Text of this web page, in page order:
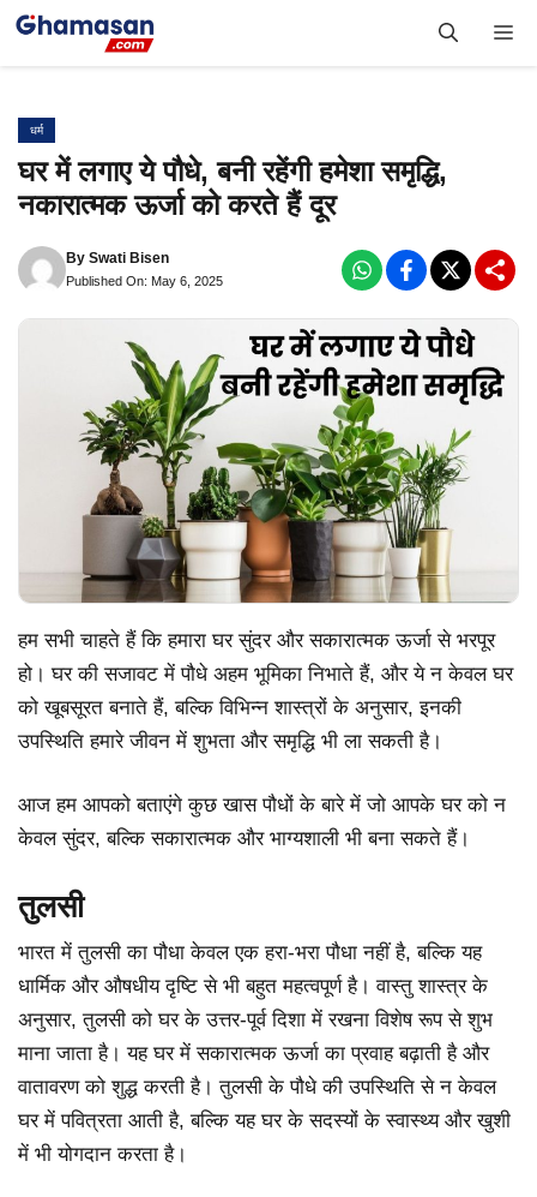
Skip
धर्म
घर में लगाए ये पौधे, बनी रहेंगी हमेशा समृद्धि,
नकारात्मक ऊर्जा को करते हैं दूर
By Swati Bisen
Published On: May 6, 2025
हम सभी चाहते हैं कि हमारा घर सुंदर और सकारात्मक ऊर्जा से भरपूर
हो। घर की सजावट में पौधे अहम भूमिका निभाते हैं, और ये न केवल घर
को खूबसूरत बनाते हैं, बल्कि विभिन्न शास्त्रों के अनुसार, इनकी
उपस्थिति हमारे जीवन में शुभता और समृद्धि भी ला सकती है।
आज हम आपको बताएंगे कुछ खास पौधों के बारे में जो आपके घर को न
केवल सुंदर, बल्कि सकारात्मक और भाग्यशाली भी बना सकते हैं।
तुलसी
भारत में तुलसी का पौधा केवल एक हरा-भरा पौधा नहीं है, बल्कि यह
धार्मिक और औषधीय दृष्टि से भी बहुत महत्वपूर्ण है। वास्तु शास्त्र के
अनुसार, तुलसी को घर के उत्तर-पूर्व दिशा में रखना विशेष रूप से शुभ
माना जाता है। यह घर में सकारात्मक ऊर्जा का प्रवाह बढ़ाती है और
वातावरण को शुद्ध करती है। तुलसी के पौधे की उपस्थिति से न केवल
घर में पवित्रता आती है, बल्कि यह घर के सदस्यों के स्वास्थ्य और खुशी
में भी योगदान करता है।